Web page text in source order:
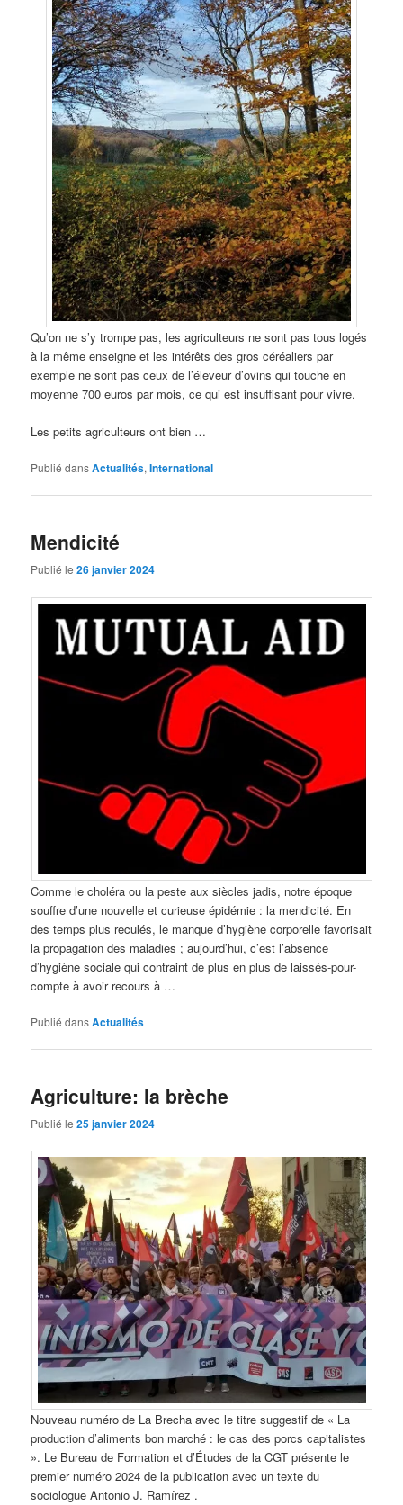
Qu’on ne s’y trompe pas, les agriculteurs ne sont pas tous logés
à la même enseigne et les intérêts des gros céréaliers par
exemple ne sont pas ceux de l’éleveur d’ovins qui touche en
moyenne 700 euros par mois, ce qui est insuffisant pour vivre.
Les petits agriculteurs ont bien …
Publié dansActualités,International
Mendicité
Publié le26 janvier 2024
Comme le choléra ou la peste aux siècles jadis, notre époque
souffre d’une nouvelle et curieuse épidémie : la mendicité. En
des temps plus reculés, le manque d’hygiène corporelle favorisait
la propagation des maladies ; aujourd’hui, c’est l’absence
d’hygiène sociale qui contraint de plus en plus de laissés-pour-
compte à avoir recours à …
Publié dansActualités
Agriculture: la brèche
Publié le25 janvier 2024
Nouveau numéro de La Brecha avec le titre suggestif de « La
production d’aliments bon marché : le cas des porcs capitalistes
». Le Bureau de Formation et d’Études de la CGT présente le
premier numéro 2024 de la publication avec un texte du
sociologue Antonio J. Ramírez .